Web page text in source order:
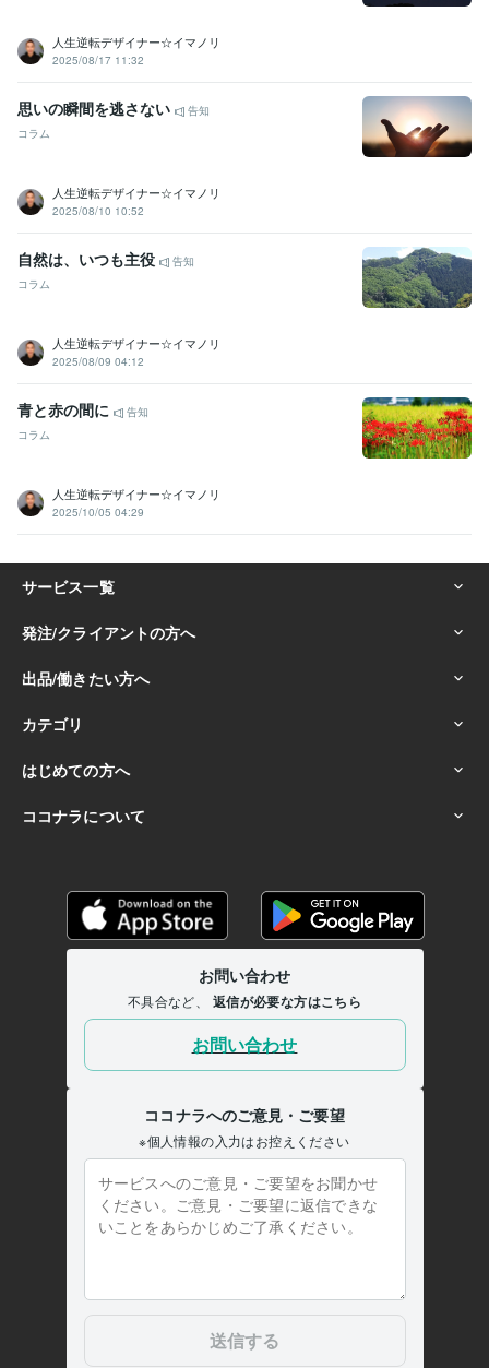
人生逆転デザイナー☆イマノリ
2025/08/17 11:32
思いの瞬間を逃さない
告知
コラム
人生逆転デザイナー☆イマノリ
2025/08/10 10:52
自然は、いつも主役
告知
コラム
人生逆転デザイナー☆イマノリ
2025/08/09 04:12
青と赤の間に
告知
コラム
人生逆転デザイナー☆イマノリ
2025/10/05 04:29